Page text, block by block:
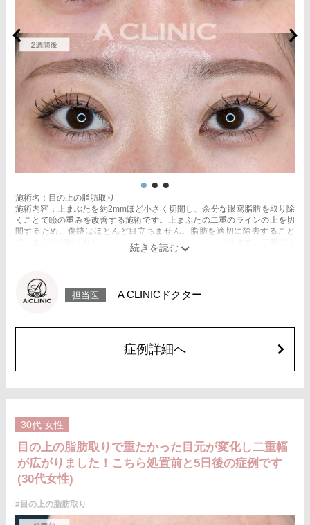
施術名：目の上の脂肪取り
施術内容：上まぶたを約2mmほど小さく切開し、余分な眼窩脂肪を取り除
くことで瞼の重みを改善する施術です。上まぶたの二重のラインの上を切
開するため、傷跡はほとんど目立ちません。脂肪を適切に除去すること
で、まぶたが軽くなり、目元がすっきりとした印象になります。二重のラ
インもよりくっきりと出やすくなるため、眠たそうな目元や重たいまぶた
リスク、副作用：腫れ、内出血、疼痛などが術後一時的に生じることがご
ざいます。また、稀に細菌感染症、左右差、肥厚性瘢痕、創部陥凹などが
オプション：笑気麻酔 3,300円(税込)
重ラインを形成する施術です。メスを使用しないため、腫れや内出血など
のダウンタイムは比較的少なく、自然な仕上がりが期待できます。
リスク、副作用：腫れ、内出血、疼痛、目がごろごろする違和感などが術
後一時的に生じることがございます。これらの症状は通常数日〜1週間ほど
で落ち着いていきますが、個人差があります。また、稀に細菌感染症、左
右差、重瞼ラインの消失・乱れ、縫合糸の露出、結膜腫脹などが生じるこ
とがございます。
費用：スタンダード 2箇所107,800円(税込)〜6箇所239,800円(税込)
アドバンス 2箇所217,800円(税込)～6箇所349,800円(税込)
シークレットアイズシングル712,800円(税込)〜ダブル877,800円(税込)
オプション：笑気麻酔 3,300円(税込)
担当医 A CLINICドクター
症例詳細へ
30代 女性
目の上の脂肪取りで重たかった目元が変化し二重幅
が広がりました！こちら処置前と5日後の症例です
(30代女性)
#目の上の脂肪取り